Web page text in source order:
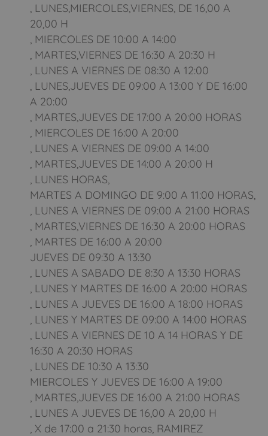
, LUNES,MIERCOLES,VIERNES, DE 16,00 A
20,00 H
, MIERCOLES DE 10:00 A 14:00
, MARTES,VIERNES DE 16:30 A 20:30 H
, LUNES A VIERNES DE 08:30 A 12:00
, LUNES,JUEVES DE 09:00 A 13:00 Y DE 16:00
A 20:00
, MARTES,JUEVES DE 17:00 A 20:00 HORAS
, MIERCOLES DE 16:00 A 20:00
, LUNES A VIERNES DE 09:00 A 14:00
, MARTES,JUEVES DE 14:00 A 20:00 H
, LUNES HORAS,
MARTES A DOMINGO DE 9:00 A 11:00 HORAS,
, LUNES A VIERNES DE 09:00 A 21:00 HORAS
, MARTES,VIERNES DE 16:30 A 20:00 HORAS
, MARTES DE 16:00 A 20:00
JUEVES DE 09:30 A 13:30
, LUNES A SABADO DE 8:30 A 13:30 HORAS
, LUNES Y MARTES DE 16:00 A 20:00 HORAS
, LUNES A JUEVES DE 16:00 A 18:00 HORAS
, LUNES Y MARTES DE 09:00 A 14:00 HORAS
, LUNES A VIERNES DE 10 A 14 HORAS Y DE
16:30 A 20:30 HORAS
, LUNES DE 10:30 A 13:30
MIERCOLES Y JUEVES DE 16:00 A 19:00
, MARTES,JUEVES DE 16:00 A 21:00 HORAS
, LUNES A JUEVES DE 16,00 A 20,00 H
, X de 17:00 a 21:30 horas, RAMIREZ